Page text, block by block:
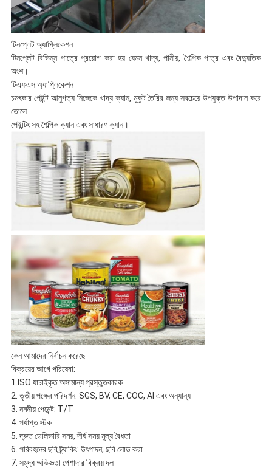
টিনপ্লেট অ্যাপ্লিকেশন
টিনপ্লেট বিভিন্ন পাত্রে প্রয়োগ করা হয় যেমন খাদ্য, পানীয়, শৈল্পিক পাত্র এবং বৈদ্যুতিক
অংশ।
টিএফএস অ্যাপ্লিকেশন
চমৎকার পেইন্ট আনুগত্য নিজেকে খাদ্য ক্যান, মুকুট তৈরির জন্য সবচেয়ে উপযুক্ত উপাদান করে
তোলে
পেইন্টিং সহ শৈল্পিক ক্যান এবং সাধারণ ক্যান।
কেন আমাদের নির্বাচন করেছে
বিক্রয়ের আগে পরিষেবা:
1.ISO যাচাইকৃত অসামান্য প্রস্তুতকারক
2. তৃতীয় পক্ষের পরিদর্শন: SGS, BV, CE, COC, AI এবং অন্যান্য
3. নমনীয় পেমেন্ট: T/T
4. পর্যাপ্ত স্টক
5. দ্রুত ডেলিভারি সময়, দীর্ঘ সময় মূল্য বৈধতা
6. পরিবহনের ছবি ট্র্যাকিং: উৎপাদন, ছবি লোড করা
7. সমৃদ্ধ অভিজ্ঞতা পেশাদার বিক্রয় দল